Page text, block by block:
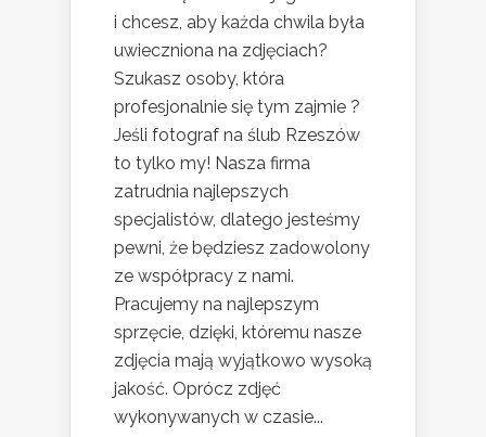
i chcesz, aby każda chwila była
uwieczniona na zdjęciach?
Szukasz osoby, która
profesjonalnie się tym zajmie ?
Jeśli fotograf na ślub Rzeszów
to tylko my! Nasza firma
zatrudnia najlepszych
specjalistów, dlatego jesteśmy
pewni, że będziesz zadowolony
ze współpracy z nami.
Pracujemy na najlepszym
sprzęcie, dzięki, któremu nasze
zdjęcia mają wyjątkowo wysoką
jakość. Oprócz zdjęć
wykonywanych w czasie...